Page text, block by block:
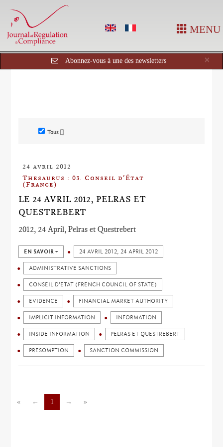
MENU
×
Abonnez-vous à une des newsletters
Tous []
24 avril 2012
Thesaurus : 03. Conseil d'État
(France)
LE 24 AVRIL 2012, PELRAS ET
QUESTREBERT
2012, 24 April, Pelras et Questrebert
EN SAVOIR + 24 AVRIL 2012, 24 APRIL 2012
ADMINISTRATIVE SANCTIONS
CONSEIL D'ETAT (FRENCH COUNCIL OF STATE)
EVIDENCE FINANCIAL MARKET AUTHORITY
IMPLICIT INFORMATION INFORMATION
INSIDE INFORMATION PELRAS ET QUESTREBERT
PRESOMPTION SANCTION COMMISSION
« ← 1 → »